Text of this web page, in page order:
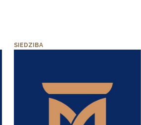
SIEDZIBA